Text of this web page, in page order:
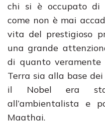
chi si è occupato di
come non è mai
vita del prestigioso
una grande
di quanto
Terra sia alla base
il Nobel era
all’ambientalista e
Maathai.